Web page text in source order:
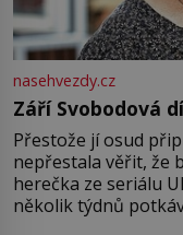
nasehvezdy.cz
Září Svobodová
Přestože jí osud
nepřestala věřit, že bude
herečka ze seriálu
několik týdnů